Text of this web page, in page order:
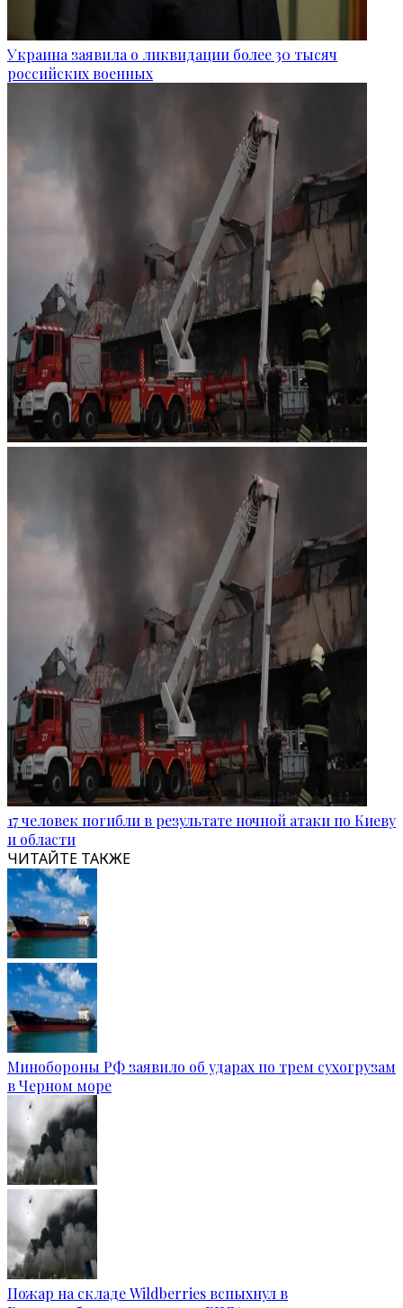
Украина заявила о ликвидации более 30 тысяч
российских военных
17 человек погибли в результате ночной атаки по Киеву
и области
ЧИТАЙТЕ ТАКЖЕ
Минобороны РФ заявило об ударах по трем сухогрузам
в Черном море
Пожар на складе Wildberries вспыхнул в